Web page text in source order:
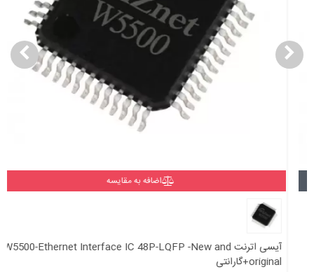
اضافه به مقایسه
آیسی اترنت W5500-Ethernet Interface IC 48P-LQFP -New and
original+گارانتی